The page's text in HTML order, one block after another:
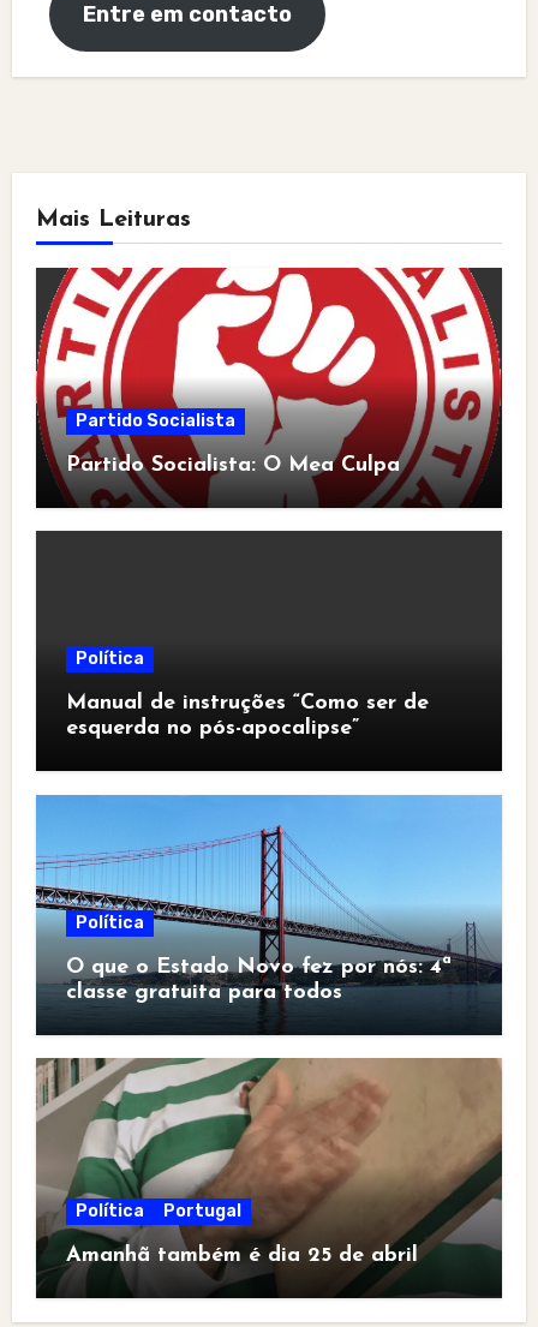
Entre em contacto
Mais Leituras
Partido Socialista
Partido Socialista: O Mea Culpa
Política
Manual de instruções “Como ser de
esquerda no pós-apocalipse”
Política
O que o Estado Novo fez por nós: 4ª
classe gratuita para todos
Política Portugal
Amanhã também é dia 25 de abril